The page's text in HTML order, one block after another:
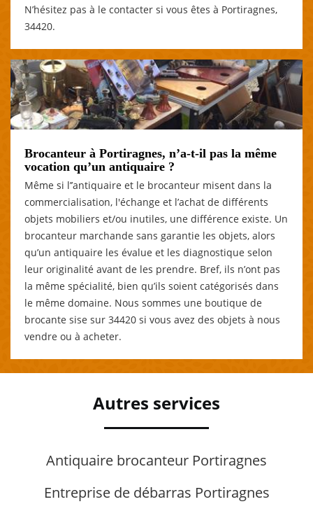
N’hésitez pas à le contacter si vous êtes à Portiragnes,
34420.
Brocanteur à Portiragnes, n’a-t-il pas la même
vocation qu’un antiquaire ?
Même si l’’antiquaire et le brocanteur misent dans la
commercialisation, l'échange et l’achat de différents
objets mobiliers et/ou inutiles, une différence existe. Un
brocanteur marchande sans garantie les objets, alors
qu’un antiquaire les évalue et les diagnostique selon
leur originalité avant de les prendre. Bref, ils n’ont pas
la même spécialité, bien qu’ils soient catégorisés dans
le même domaine. Nous sommes une boutique de
brocante sise sur 34420 si vous avez des objets à nous
vendre ou à acheter.
Autres services
Antiquaire brocanteur Portiragnes
Entreprise de débarras Portiragnes